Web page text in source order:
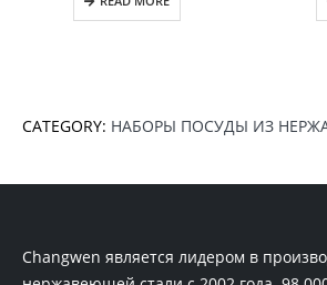
CATEGORY: НАБОРЫ ПОСУДЫ ИЗ
Changwen является лидером в